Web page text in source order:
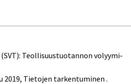
Teollisuustuotannon volyymi-
2019, Tietojen tarkentuminen .